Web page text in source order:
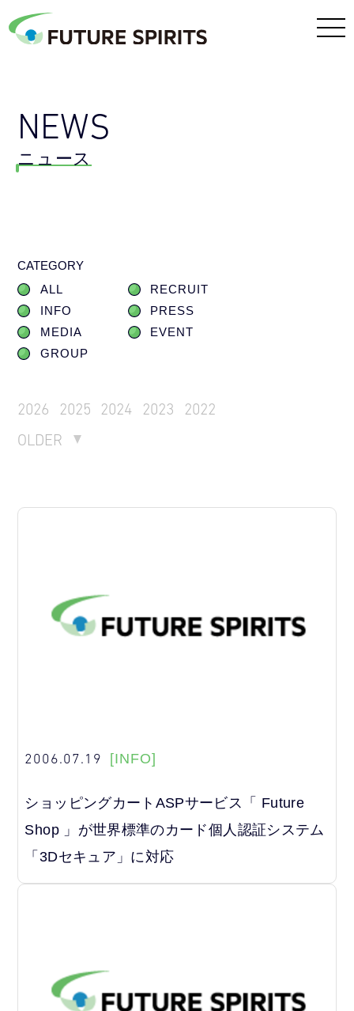
NEWS
ニュース
CATEGORY
ALL
RECRUIT
INFO
PRESS
MEDIA
EVENT
GROUP
2026 2025 2024 2023
2022
OLDER
2006.07.19 [INFO]
ショッピングカートASPサービス「 Future
Shop 」が世界標準のカード個人認証システム
「3Dセキュア」に対応